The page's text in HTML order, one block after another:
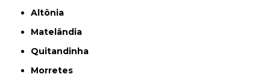
Altônia
Matelândia
Quitandinha
Morretes